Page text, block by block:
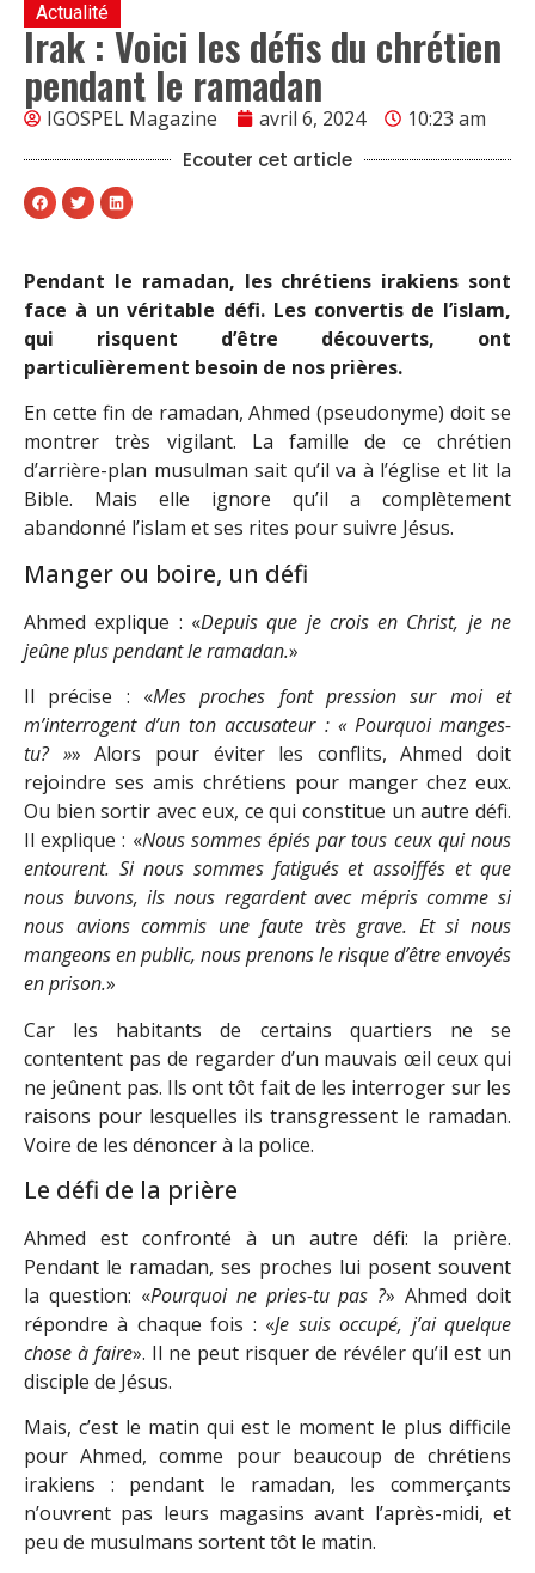
Actualité
Irak : Voici les défis du chrétien
pendant le ramadan
IGOSPEL Magazine avril 6, 2024 10:23 am
Ecouter cet article
Pendant le ramadan, les chrétiens irakiens sont
face à un véritable défi. Les convertis de l’islam,
qui risquent d’être découverts, ont
particulièrement besoin de nos prières.
En cette fin de ramadan, Ahmed (pseudonyme) doit se
montrer très vigilant. La famille de ce chrétien
d’arrière-plan musulman sait qu’il va à l’église et lit la
Bible. Mais elle ignore qu’il a complètement
abandonné l’islam et ses rites pour suivre Jésus.
Manger ou boire, un défi
Ahmed explique : «Depuis que je crois en Christ, je ne
jeûne plus pendant le ramadan.»
Il précise : «Mes proches font pression sur moi et
m’interrogent d’un ton accusateur : « Pourquoi manges-
tu? »» Alors pour éviter les conflits, Ahmed doit
rejoindre ses amis chrétiens pour manger chez eux.
Ou bien sortir avec eux, ce qui constitue un autre défi.
Il explique : «Nous sommes épiés par tous ceux qui nous
entourent. Si nous sommes fatigués et assoiffés et que
nous buvons, ils nous regardent avec mépris comme si
nous avions commis une faute très grave. Et si nous
mangeons en public, nous prenons le risque d’être envoyés
en prison.»
Car les habitants de certains quartiers ne se
contentent pas de regarder d’un mauvais œil ceux qui
ne jeûnent pas. Ils ont tôt fait de les interroger sur les
raisons pour lesquelles ils transgressent le ramadan.
Voire de les dénoncer à la police.
Le défi de la prière
Ahmed est confronté à un autre défi: la prière.
Pendant le ramadan, ses proches lui posent souvent
la question: «Pourquoi ne pries-tu pas ?» Ahmed doit
répondre à chaque fois : «Je suis occupé, j’ai quelque
chose à faire». Il ne peut risquer de révéler qu’il est un
disciple de Jésus.
Mais, c’est le matin qui est le moment le plus difficile
pour Ahmed, comme pour beaucoup de chrétiens
irakiens : pendant le ramadan, les commerçants
n’ouvrent pas leurs magasins avant l’après-midi, et
peu de musulmans sortent tôt le matin.